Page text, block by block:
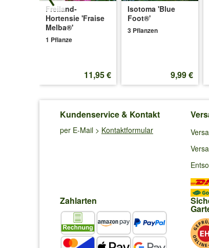
Freiland-
Hortensie 'Fraise
Melba®'
1 Pflanze
11,95 €
Isotoma 'Blue
Foot®'
3 Pflanzen
9,99 €
Kundenservice & Kontakt
per E-Mail > Kontaktformular
Zahlarten